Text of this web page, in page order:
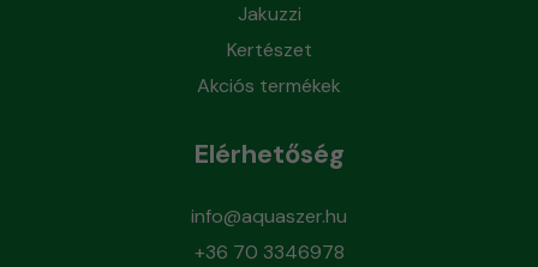
Jakuzzi
Kertészet
Akciós termékek
Elérhetőség
info@aquaszer.hu
+36 70 3346978